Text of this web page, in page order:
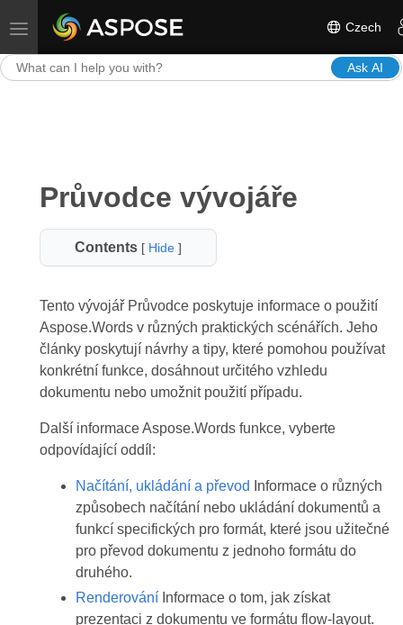
Toggle navigation Czech
Ask AI
Průvodce vývojáře
Contents [ Hide]
Tento vývojář Průvodce poskytuje informace o použití
Aspose.Words v různých praktických scénářích. Jeho
články poskytují návrhy a tipy, které pomohou používat
konkrétní funkce, dosáhnout určitého vzhledu
dokumentu nebo umožnit použití případu.
Další informace Aspose.Words funkce, vyberte
odpovídající oddíl:
Načítání, ukládání a převod
Informace o různých
způsobech načítání nebo ukládání dokumentů a
funkcí specifických pro formát, které jsou užitečné
pro převod dokumentu z jednoho formátu do
druhého.
RenderováníInformace o tom, jak získat
prezentaci z dokumentu ve formátu flow-layout.